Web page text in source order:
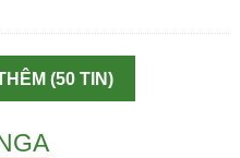
(50 TIN)